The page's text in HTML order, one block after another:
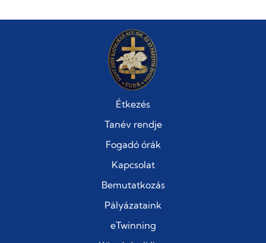
Étkezés
Tanév rendje
Fogadó órák
Kapcsolat
Bemutatkozás
Pályázataink
eTwinning